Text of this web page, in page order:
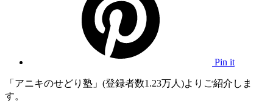
Pin it
「アニキのせどり塾」(登録者数1.23万人)よりご紹介しま
す。